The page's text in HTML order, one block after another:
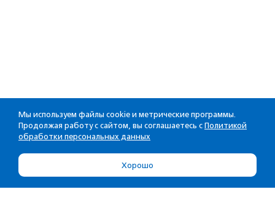
Мы используем файлы cookie и метрические программы.
Продолжая работу с сайтом, вы соглашаетесь с Политикой
обработки персональных данных
Хорошо